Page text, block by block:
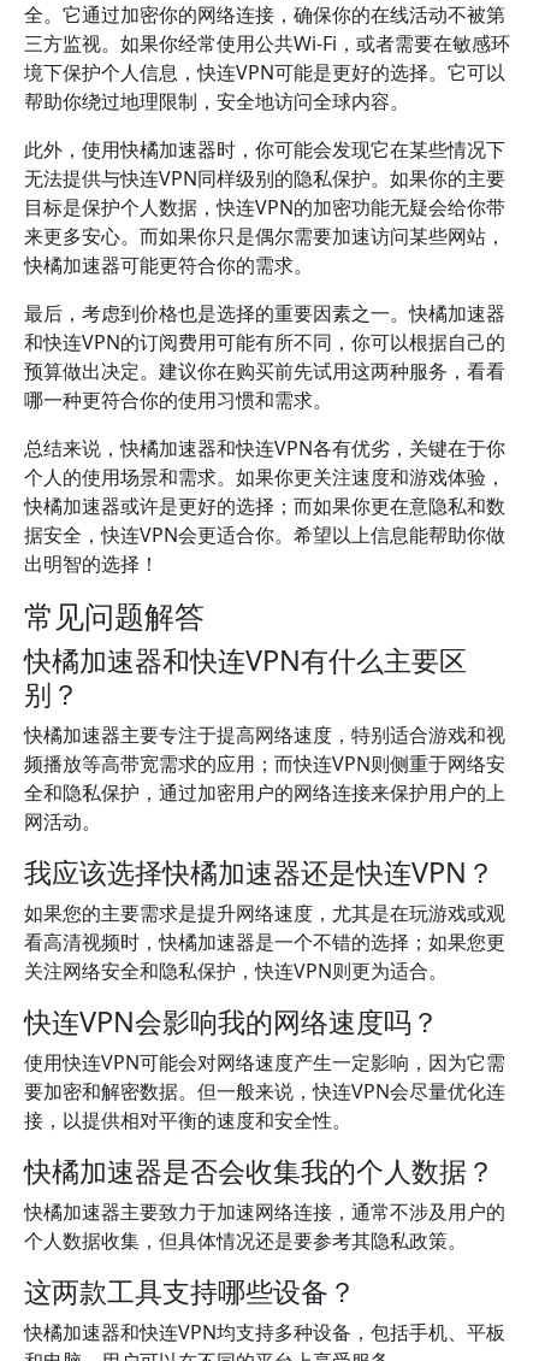
全。它通过加密你的网络连接，确保你的在线活动不被第
三方监视。如果你经常使用公共Wi-Fi，或者需要在敏感环
境下保护个人信息，快连VPN可能是更好的选择。它可以
帮助你绕过地理限制，安全地访问全球内容。
此外，使用快橘加速器时，你可能会发现它在某些情况下
无法提供与快连VPN同样级别的隐私保护。如果你的主要
目标是保护个人数据，快连VPN的加密功能无疑会给你带
来更多安心。而如果你只是偶尔需要加速访问某些网站，
快橘加速器可能更符合你的需求。
最后，考虑到价格也是选择的重要因素之一。快橘加速器
和快连VPN的订阅费用可能有所不同，你可以根据自己的
预算做出决定。建议你在购买前先试用这两种服务，看看
哪一种更符合你的使用习惯和需求。
总结来说，快橘加速器和快连VPN各有优劣，关键在于你
个人的使用场景和需求。如果你更关注速度和游戏体验，
快橘加速器或许是更好的选择；而如果你更在意隐私和数
据安全，快连VPN会更适合你。希望以上信息能帮助你做
出明智的选择！
常见问题解答
快橘加速器和快连VPN有什么主要区
别？
快橘加速器主要专注于提高网络速度，特别适合游戏和视
频播放等高带宽需求的应用；而快连VPN则侧重于网络安
全和隐私保护，通过加密用户的网络连接来保护用户的上
网活动。
我应该选择快橘加速器还是快连VPN？
如果您的主要需求是提升网络速度，尤其是在玩游戏或观
看高清视频时，快橘加速器是一个不错的选择；如果您更
关注网络安全和隐私保护，快连VPN则更为适合。
快连VPN会影响我的网络速度吗？
使用快连VPN可能会对网络速度产生一定影响，因为它需
要加密和解密数据。但一般来说，快连VPN会尽量优化连
接，以提供相对平衡的速度和安全性。
快橘加速器是否会收集我的个人数据？
快橘加速器主要致力于加速网络连接，通常不涉及用户的
个人数据收集，但具体情况还是要参考其隐私政策。
这两款工具支持哪些设备？
快橘加速器和快连VPN均支持多种设备，包括手机、平板